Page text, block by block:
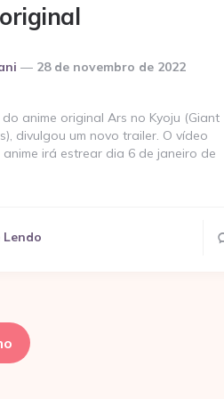
28 de novembro de 2022
anime original Ars no Kyoju (Giant
divulgou um novo trailer. O vídeo
irá estrear dia 6 de janeiro de